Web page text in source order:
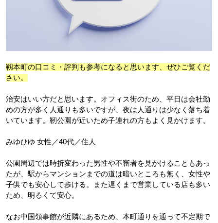
靱本町の口コミ・評判も参考になると思います、ぜひご覧くだ
さい。
治安はいい方だと思います。オフィス街のため、平日は会社勤
めの方が多く人通りも多いですが、夜は人通りは少なく落ち着
いています。靭公園が近いため子連れの方もよく見かけます。
みゆひゆ 女性／40代／住人
公園周辺では時折変わった男性や不審者を見かけることもあっ
たが、駅からマンションまでの道は暗いところも無く、女性や
子供でも安心して歩ける。また遅くまで営業している店も多い
ため、明るくて安心。
なお中国領事館が近隣にあるため、本町通りを通って不定期で